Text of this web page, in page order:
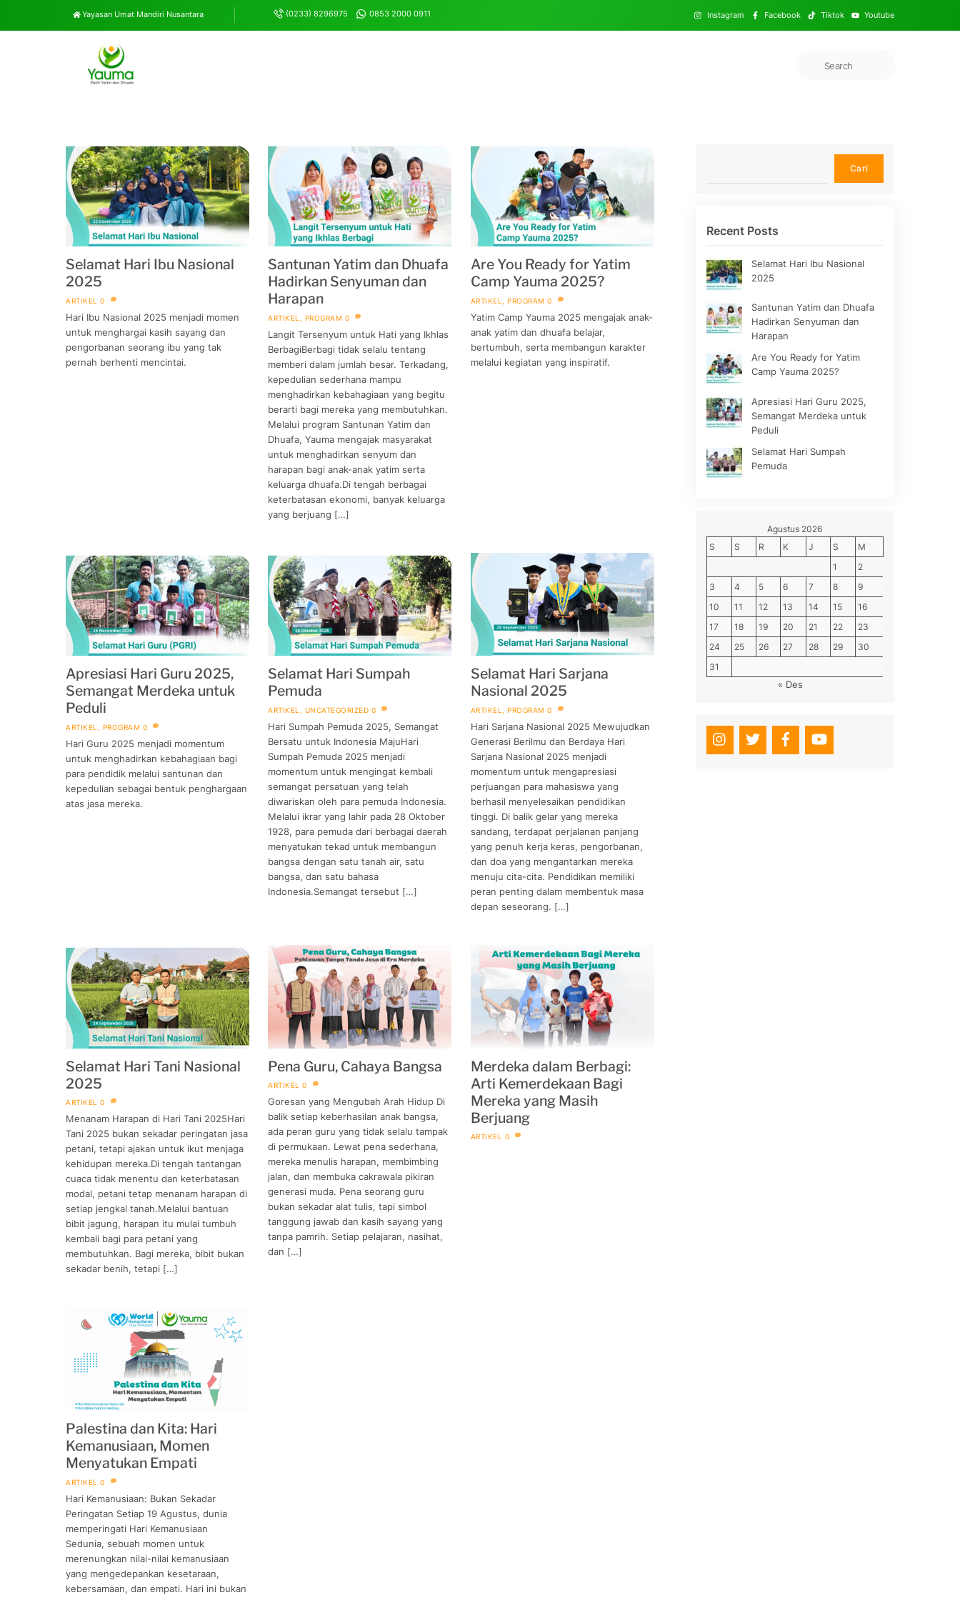
Yayasan Umat Mandiri Nusantara (0233) 8296975 0853 2000 0911 Instagram Facebook Tiktok Youtube
Selamat Hari Ibu Nasional
2025
ARTIKEL 0
Hari Ibu Nasional 2025 menjadi momen
untuk menghargai kasih sayang dan
pengorbanan seorang ibu yang tak
pernah berhenti mencintai.
Santunan Yatim dan Dhuafa
Hadirkan Senyuman dan
Harapan
ARTIKEL PROGRAM 0
Langit Tersenyum untuk Hati yang Ikhlas
BerbagiBerbagi tidak selalu tentang
memberi dalam jumlah besar. Terkadang,
kepedulian sederhana mampu
menghadirkan kebahagiaan yang begitu
berarti bagi mereka yang membutuhkan.
Melalui program Santunan Yatim dan
Dhuafa, Yauma mengajak masyarakat
untuk menghadirkan senyum dan
harapan bagi anak-anak yatim serta
keluarga dhuafa.Di tengah berbagai
keterbatasan ekonomi, banyak keluarga
yang berjuang […]
Are You Ready for Yatim
Camp Yauma 2025?
ARTIKEL ,PROGRAM 0
Yatim Camp Yauma 2025 mengajak anak-
anak yatim dan dhuafa belajar,
bertumbuh, serta membangun karakter
melalui kegiatan yang inspiratif.
Apresiasi Hari Guru 2025,
Semangat Merdeka untuk
Peduli
ARTIKEL PROGRAM 0
Hari Guru 2025 menjadi momentum
untuk menghadirkan kebahagiaan bagi
para pendidik melalui santunan dan
kepedulian sebagai bentuk penghargaan
atas jasa mereka.
Selamat Hari Sumpah
Pemuda
ARTIKEL UNCATEGORIZED 0
Hari Sumpah Pemuda 2025, Semangat
Bersatu untuk Indonesia MajuHari
Sumpah Pemuda 2025 menjadi
momentum untuk mengingat kembali
semangat persatuan yang telah
diwariskan oleh para pemuda Indonesia.
Melalui ikrar yang lahir pada 28 Oktober
1928, para pemuda dari berbagai daerah
menyatukan tekad untuk membangun
bangsa dengan satu tanah air, satu
bangsa, dan satu bahasa
Indonesia.Semangat tersebut […]
Selamat Hari Sarjana
Nasional 2025
ARTIKEL ,PROGRAM 0
Hari Sarjana Nasional 2025 Mewujudkan
Generasi Berilmu dan Berdaya Hari
Sarjana Nasional 2025 menjadi
momentum untuk mengapresiasi
perjuangan para mahasiswa yang
berhasil menyelesaikan pendidikan
tinggi. Di balik gelar yang mereka
sandang, terdapat perjalanan panjang
yang penuh kerja keras, pengorbanan,
dan doa yang mengantarkan mereka
menuju cita-cita. Pendidikan memiliki
peran penting dalam membentuk masa
depan seseorang. […]
Selamat Hari Tani Nasional
2025
ARTIKEL 0
Menanam Harapan di Hari Tani 2025Hari
Tani 2025 bukan sekadar peringatan jasa
petani, tetapi ajakan untuk ikut menjaga
kehidupan mereka.Di tengah tantangan
cuaca tidak menentu dan keterbatasan
modal, petani tetap menanam harapan di
setiap jengkal tanah.Melalui bantuan
bibit jagung, harapan itu mulai tumbuh
kembali bagi para petani yang
membutuhkan. Bagi mereka, bibit bukan
sekadar benih, tetapi […]
Pena Guru, Cahaya Bangsa
ARTIKEL 0
Goresan yang Mengubah Arah Hidup Di
balik setiap keberhasilan anak bangsa,
ada peran guru yang tidak selalu tampak
di permukaan. Lewat pena sederhana,
mereka menulis harapan, membimbing
jalan, dan membuka cakrawala pikiran
generasi muda. Pena seorang guru
bukan sekadar alat tulis, tapi simbol
tanggung jawab dan kasih sayang yang
tanpa pamrih. Setiap pelajaran, nasihat,
dan […]
Merdeka dalam Berbagi:
Arti Kemerdekaan Bagi
Mereka yang Masih
Berjuang
ARTIKEL 0
Palestina dan Kita: Hari
Kemanusiaan, Momen
Menyatukan Empati
ARTIKEL 0
Hari Kemanusiaan: Bukan Sekadar
Peringatan Setiap 19 Agustus, dunia
memperingati Hari Kemanusiaan
Sedunia, sebuah momen untuk
merenungkan nilai-nilai kemanusiaan
yang mengedepankan kesetaraan,
kebersamaan, dan empati. Hari ini bukan
Cari
Recent Posts
Selamat Hari Ibu Nasional
2025
Santunan Yatim dan Dhuafa
Hadirkan Senyuman dan
Harapan
Are You Ready for Yatim
Camp Yauma 2025?
Apresiasi Hari Guru 2025,
Semangat Merdeka untuk
Peduli
Selamat Hari Sumpah
Pemuda
Agustus 2026
S
S R K J S
M
1
2
3
4 5 6 7 8
9
10
11 12 13 14 15
16
17
18 19 20 21 22
23
24
25 26 27 28 29
30
31
« Des